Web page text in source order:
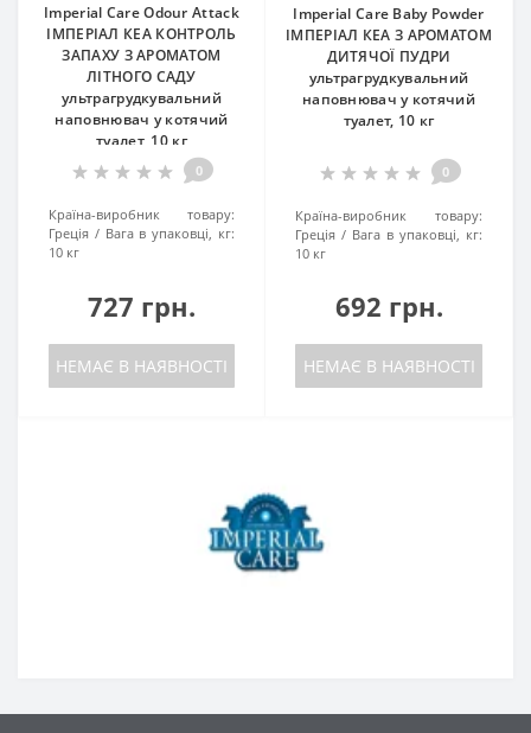
Imperial Care Odour Attack
ІМПЕРІАЛ КЕА КОНТРОЛЬ
ЗАПАХУ З АРОМАТОМ
ЛІТНОГО САДУ
ультрагрудкувальний
наповнювач у котячий
туалет, 10 кг
0
Країна-виробник товару:
Греція
Вага в упаковці, кг:
10 кг
727 грн.
НЕМАЄ В НАЯВНОСТІ
Imperial Care Baby Powder
ІМПЕРІАЛ КЕА З АРОМАТОМ
ДИТЯЧОЇ ПУДРИ
ультрагрудкувальний
наповнювач у котячий
туалет, 10 кг
0
Країна-виробник товару:
Греція
Вага в упаковці, кг:
10 кг
692 грн.
НЕМАЄ В НАЯВНОСТІ